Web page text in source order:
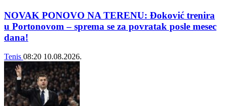
NOVAK PONOVO NA TERENU: Đoković trenira
u Portonovom – sprema se za povratak posle mesec
dana!
Tenis 08:20 10.08.2026.